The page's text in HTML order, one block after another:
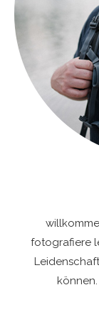
fotografiere